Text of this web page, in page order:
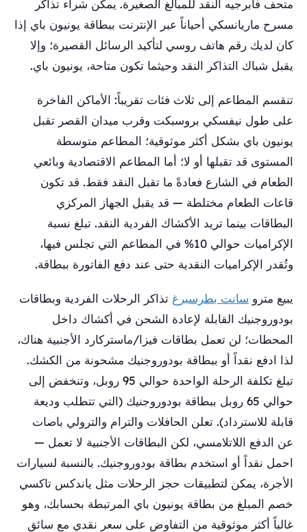
متحف فابرجيه النقد للمبالغ الصغيرة. يمكن شراء تذاكر
مسرح ماريانسكي أحياناً عبر الإنترنت ببطاقة يونيون باي إذا
كان لديك رقم هاتف روسي لتأكيد الرسائل القصيرة؛ وإلا
يقبل شباك التذاكر النقد وحيثما تكون متاحة، يونيون باي.
تنقسم المطاعم إلى ثلاث فئات تقريباً: الأماكن الفاخرة
على طول نيفسكي بروسبكت وقرب ميدان القصر تقبل
يونيون باي بشكل أكثر موثوقية؛ المطاعم متوسطة
المستوى قد تقبلها أو لا؛ أما المطاعم الاقتصادية وبائعي
الطعام في الشارع فعادةً ما تقبل النقد فقط. قد تكون
قاعات الطعام مختلطة — قد يقبل الجهاز المركزي
البطاقات بينما تريد الأكشاك الفردية النقد. تبلغ نسبة
الإكراميات حوالي 10% في المطاعم التي تجلس فيها،
وتُقدر الإكراميات النقدية حتى عند دفع الفاتورة ببطاقة.
يبيع مترو سانت بطرسبرغ تذاكر الرحلات الفردية وبطاقات
بودوروجنيك القابلة لإعادة الشحن في أكشاك داخل
المحطات؛ لن تعمل بطاقات فيزا/ماستركارد الأجنبية هناك،
لذا ادفع نقداً أو ببطاقة بودوروجنيك مشحونة من الكشك.
تبلغ تكلفة الرحلة الواحدة حوالي 95 روبل، وتنخفض إلى
حوالي 65 روبل ببطاقة بودوروجنيك (التي تتطلب وديعة
قابلة للاسترداد). تعلن الحافلات والترام والترولي باصات
عن الدفع اللاتلامسي، لكن البطاقات الأجنبية لا تعمل —
احمل نقداً أو استخدم بطاقة بودوروجنيك. بالنسبة لسيارات
الأجرة، يمكن لتطبيقات حجز الرحلات مثل ياندكس تاكسي
خصم المبلغ من بطاقة يونيون باي المرتبطة بحسابك، وهو
غالباً أكثر موثوقية من التفاوض على سعر نقدي مع سائق